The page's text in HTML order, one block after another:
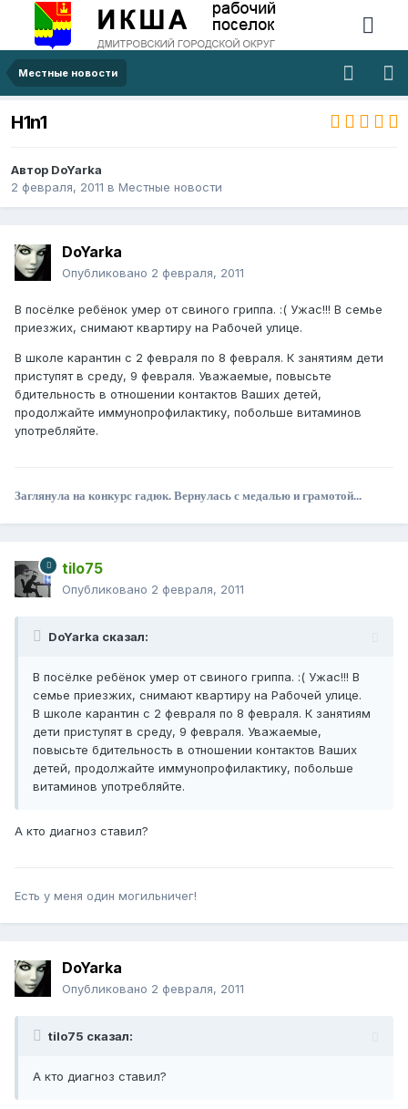
Местные новости
Н1n1
Автор DoYarka
2 февраля, 2011 в Местные новости
DoYarka
Опубликовано 2 февраля, 2011
В посёлке ребёнок умер от свиного гриппа. :( Ужас!!! В семье
приезжих, снимают квартиру на Рабочей улице.
В школе карантин с 2 февраля по 8 февраля. К занятиям дети
приступят в среду, 9 февраля. Уважаемые, повысьте
бдительность в отношении контактов Ваших детей,
продолжайте иммунопрофилактику, побольше витаминов
употребляйте.
Заглянула на конкурс гадюк. Вернулась с медалью и грамотой...
tilo75
Опубликовано 2 февраля, 2011
DoYarka сказал:
В посёлке ребёнок умер от свиного гриппа. :( Ужас!!! В
семье приезжих, снимают квартиру на Рабочей улице.
В школе карантин с 2 февраля по 8 февраля. К занятиям
дети приступят в среду, 9 февраля. Уважаемые,
повысьте бдительность в отношении контактов Ваших
детей, продолжайте иммунопрофилактику, побольше
витаминов употребляйте.
А кто диагноз ставил?
Есть у меня один могильничег!
DoYarka
Опубликовано 2 февраля, 2011
tilo75 сказал:
А кто диагноз ставил?